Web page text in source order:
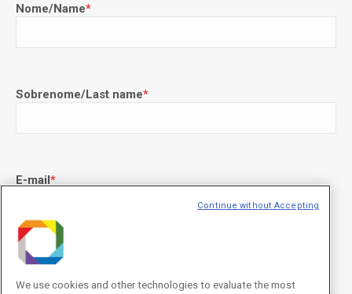
Nome/Name*
Sobrenome/Last name*
E-mail*
Declaração de consentimento
Concordo com os termos de uso descritos na
Política de
Privacidade/I agree to the terms of use described in the Privacy Policy
We use cookies and other technologies to evaluate the most
Continue without Accepting